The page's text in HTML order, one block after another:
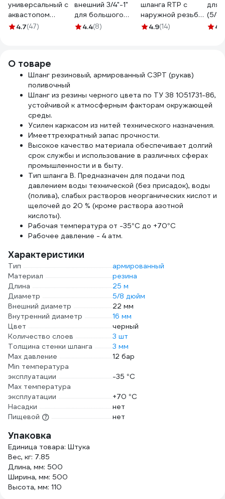
универсальный с
аквастопом
1/2"-5/8"-3/4"
4.7(47)
внешний 3/4"-1"
для большого
объема воды USP
4.4(8)
шланга RTP с
наружной резьбой
G 20х3/4 25157
4.9(14)
для
(5/
мм)4.8
О товаре
Шланг резиновый, армированный СЗРТ (рукав)
поливочный
Шланг из резины черного цвета по ТУ 38 1051731-86,
устойчивой к атмосферным факторам окружающей
среды.
Усилен каркасом из нитей технического назначения.
Имееттрехкратный запас прочности.
Высокое качество материала обеспечивает долгий
срок службы и использование в различных сферах
промышленности и в быту.
Тип шланга В. Предназначен для подачи под
давлением воды технической (без присадок), воды
(полива), слабых растворов неорганических кислот и
щелочей до 20 % (кроме раствора азотной
кислоты).
Рабочая температура от -35°С до +70°С
Рабочее давление - 4 атм.
Характеристики
Тип
армированный
Материал
резина
Длина
25 м
Диаметр
5/8 дюйм
Внешний диаметр
22 мм
Внутренний диаметр
16 мм
Цвет
черный
Количество слоев
3 шт
Толщина стенки шланга
3 мм
Max давление
12 бар
Min температура
эксплуатации
-35 °С
Мах температура
эксплуатации
+70 °С
Насадки
нет
Пищевой
нет
Упаковка
Единица товара: Штука
Вес, кг: 7.85
Длина, мм: 500
Ширина, мм: 500
Высота, мм: 110